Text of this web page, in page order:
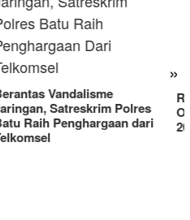
»
RM OG Alami Kenaikan
Omset di Porprov IX Jatim
2025